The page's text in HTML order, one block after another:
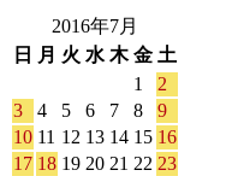
2016年7月
日
月 火 水 木 金 土
1
2
3
4 5 6 7 8
9
10 11 12 13 14 15 16
17 18 19 20 21 22 23